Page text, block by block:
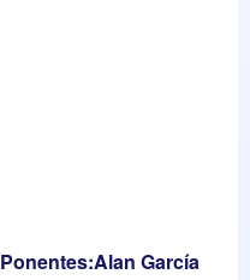
Ponentes:Alan García